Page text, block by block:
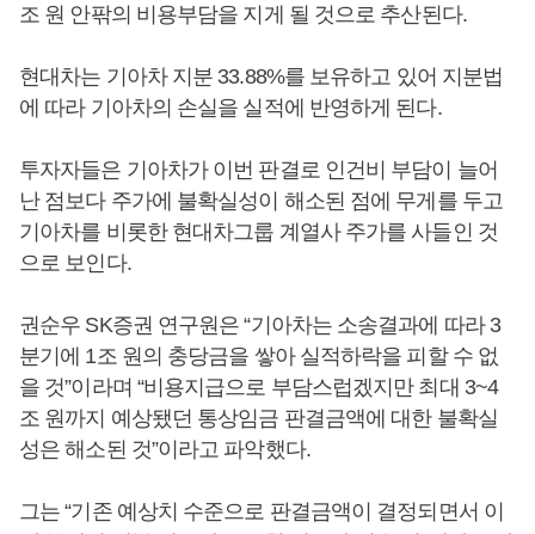
조 원 안팎의 비용부담을 지게 될 것으로 추산된다.
현대차는 기아차 지분 33.88%를 보유하고 있어 지분법
에 따라 기아차의 손실을 실적에 반영하게 된다.
투자자들은 기아차가 이번 판결로 인건비 부담이 늘어
난 점보다 주가에 불확실성이 해소된 점에 무게를 두고
기아차를 비롯한 현대차그룹 계열사 주가를 사들인 것
으로 보인다.
권순우 SK증권 연구원은 “기아차는 소송결과에 따라 3
분기에 1조 원의 충당금을 쌓아 실적하락을 피할 수 없
을 것”이라며 “비용지급으로 부담스럽겠지만 최대 3~4
조 원까지 예상됐던 통상임금 판결금액에 대한 불확실
성은 해소된 것”이라고 파악했다.
그는 “기존 예상치 수준으로 판결금액이 결정되면서 이